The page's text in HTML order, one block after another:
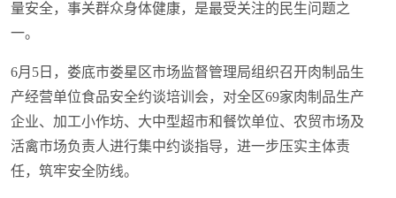
量安全，事关群众身体健康，是最受关注的民生问题之
一。
6月5日，娄底市娄星区市场监督管理局组织召开肉制品生
产经营单位食品安全约谈培训会，对全区69家肉制品生产
企业、加工小作坊、大中型超市和餐饮单位、农贸市场及
活禽市场负责人进行集中约谈指导，进一步压实主体责
任，筑牢安全防线。